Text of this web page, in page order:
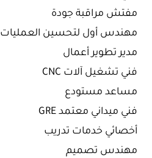
مفتش مراقبة جودة
مهندس أول لتحسين العمليات
مدير تطوير أعمال
فني تشغيل آلات CNC
مساعد مستودع
فني ميداني معتمد GRE
أخصائي خدمات تدريب
مهندس تصميم